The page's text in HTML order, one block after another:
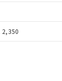
2,350